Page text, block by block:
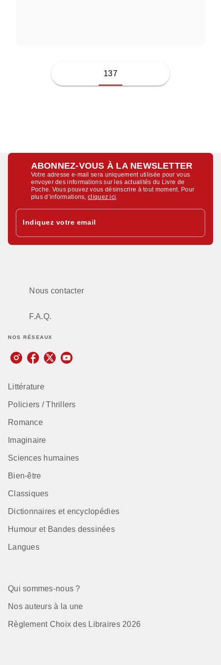
137
ABONNEZ-VOUS À LA NEWSLETTER
Votre adresse e-mail sera uniquement utilisée pour vous
envoyer des informations sur les actualités du Livre de
Poche. Vous pouvez vous désinscrire à tout moment. Pour
plus d’informations,cliquez ici
Indiquez votre email
Nous contacter
F.A.Q.
NOS RÉSEAUX
Littérature
Policiers / Thrillers
Romance
Imaginaire
Sciences humaines
Bien-être
Classiques
Dictionnaires et encyclopédies
Humour et Bandes dessinées
Langues
Qui sommes-nous ?
Nos auteurs à la une
Règlement Choix des Libraires 2026